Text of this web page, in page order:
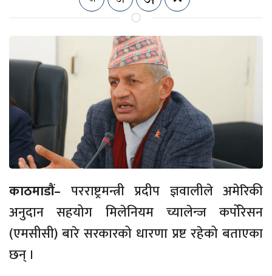
काठमाडौं– परराष्ट्रमन्त्री प्रदीप ज्ञवालीले अमेरिकी
अनुदान सहयोग मिलेनियम च्यालेन्ज कर्पोरेसन
(एमसीसी) बारे सरकारको धारणा प्रष्ट रहेको बताएका
छन् ।